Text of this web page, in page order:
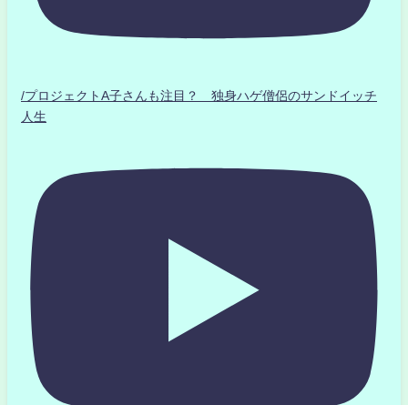
/プロジェクトA子さんも注目？ 独身ハゲ僧侶のサンドイッチ
人生